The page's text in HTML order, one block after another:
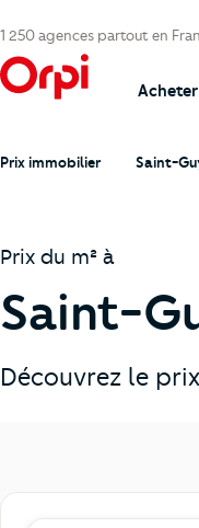
1 250 agences partout en
Acheter
Prix immobilier Saint-
Prix du m² à
Saint-
Découvrez le